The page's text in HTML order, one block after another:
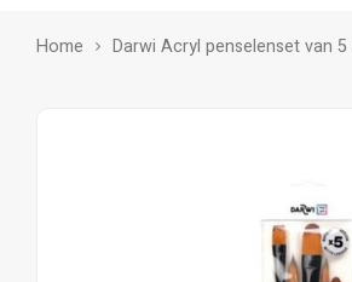
Home Darwi Acryl penselenset van